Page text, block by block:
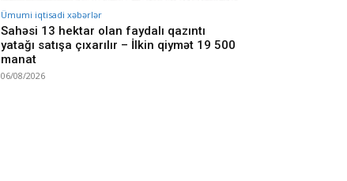
Ümumi iqtisadi xəbərlər
Sahəsi 13 hektar olan faydalı qazıntı
yatağı satışa çıxarılır – İlkin qiymət 19 500
manat
06/08/2026